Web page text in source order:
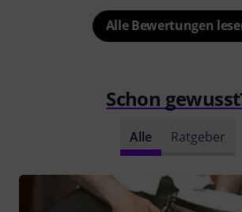
Alle Bewertungen
Schon
Alle Ratgeber